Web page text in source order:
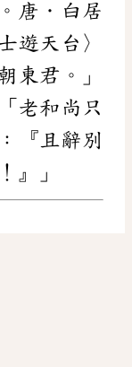
唐．白居
遊天台〉
東君。」
老和尚只
『且辭別
』」